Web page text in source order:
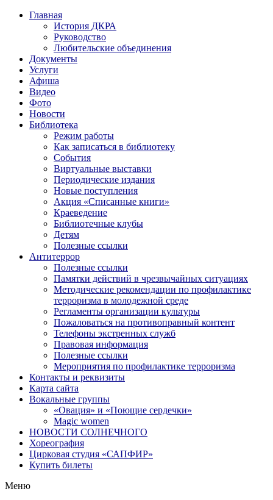
Главная
История ДКРА
Руководство
Любительские объединения
Документы
Услуги
Афиша
Видео
Фото
Новости
Библиотека
Режим работы
Как записаться в библиотеку
События
Виртуальные выставки
Периодические издания
Новые поступления
Акция «Списанные книги»
Краеведение
Библиотечные клубы
Детям
Полезные ссылки
Антитеррор
Полезные ссылки
Памятки действий в чрезвычайных ситуациях
Методические рекомендации по профилактике
терроризма в молодежной среде
Регламенты организации культуры
Пожаловаться на противоправный контент
Телефоны экстренных служб
Правовая информация
Полезные ссылки
Мероприятия по профилактике терроризма
Контакты и реквизиты
Карта сайта
Вокальные группы
«Овация» и «Поющие сердечки»
Magic women
НОВОСТИ СОЛНЕЧНОГО
Хореография
Цирковая студия «САПФИР»
Купить билеты
Меню